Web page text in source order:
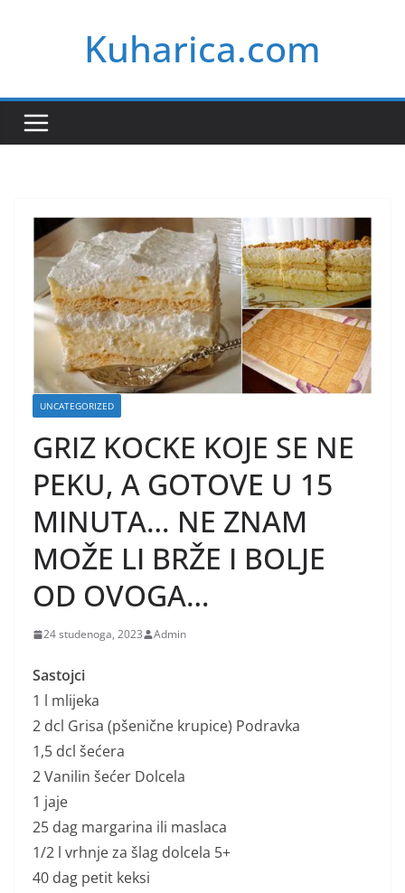
Kuharica.com
UNCATEGORIZED
GRIZ KOCKE KOJE SE NE
PEKU, A GOTOVE U 15
MINUTA… NE ZNAM
MOŽE LI BRŽE I BOLJE
OD OVOGA…
24 studenoga, 2023 Admin
Sastojci
1 l mlijeka
2 dcl Grisa (pšenične krupice) Podravka
1,5 dcl šećera
2 Vanilin šećer Dolcela
1 jaje
25 dag margarina ili maslaca
1/2 l vrhnje za šlag dolcela 5+
40 dag petit keksi